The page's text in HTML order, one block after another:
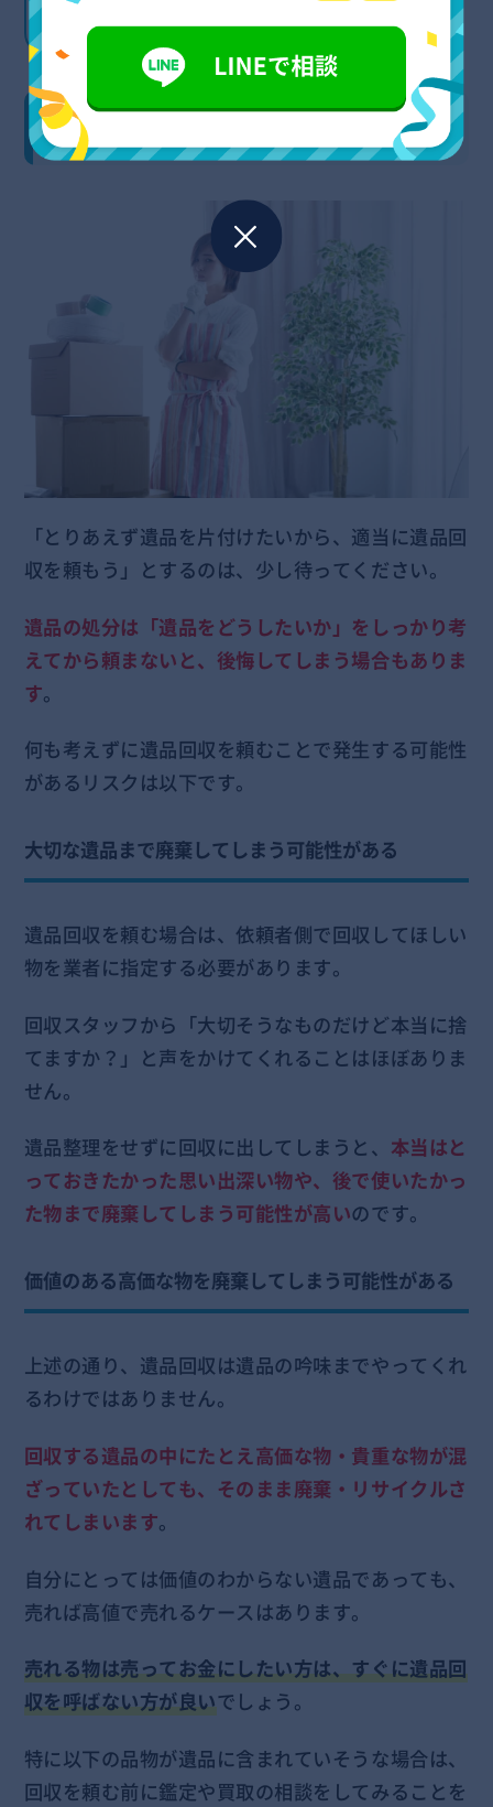
急いで遺品回収を業者にお願いしてしまうとリ
スクもある？
「とりあえず遺品を片付けたいから、適当に遺品回
収を頼もう」とするのは、少し待ってください。
遺品の処分は「遺品をどうしたいか」をしっかり考
えてから頼まないと、後悔してしまう場合もありま
す。
何も考えずに遺品回収を頼むことで発生する可能性
があるリスクは以下です。
大切な遺品まで廃棄してしまう可能性がある
遺品回収を頼む場合は、依頼者側で回収してほしい
物を業者に指定する必要があります。
回収スタッフから「大切そうなものだけど本当に捨
てますか？」と声をかけてくれることはほぼありま
せん。
遺品整理をせずに回収に出してしまうと、 本当はと
っておきたかった思い出深い物や、後で使いたかっ
た物まで廃棄してしまう可能性が高いのです。
価値のある高価な物を廃棄してしまう可能性がある
上述の通り、遺品回収は遺品の吟味までやってくれ
るわけではありません。
回収する遺品の中にたとえ高価な物・貴重な物が混
ざっていたとしても、そのまま廃棄・リサイクルさ
れてしまいます。
自分にとっては価値のわからない遺品であっても、
売れば高値で売れるケースはあります。
売れる物は売ってお金にしたい方は、すぐに遺品回
収を呼ばない方が良いでしょう。
特に以下の品物が遺品に含まれていそうな場合は、
回収を頼む前に鑑定や買取の相談をしてみることを